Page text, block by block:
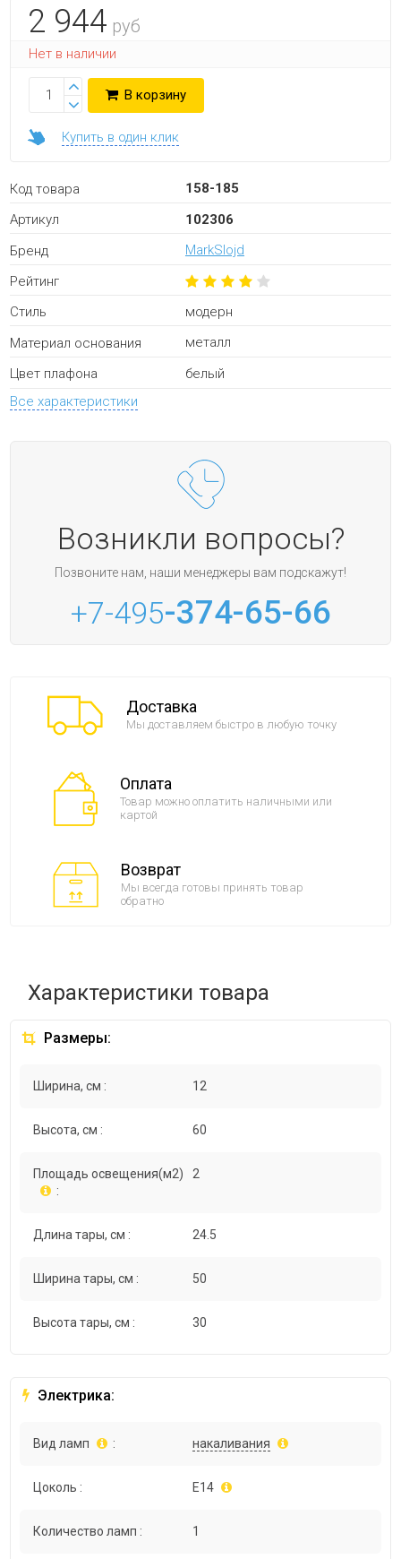
2 944 руб
Нет в наличии
В корзину
Купить в один клик
Код товара
158-185
Артикул
102306
Бренд
MarkSlojd
Рейтинг
Стиль
модерн
Материал основания
металл
Цвет плафона
белый
Все характеристики
Возникли вопросы?
Позвоните нам, наши менеджеры вам подскажут!
+7-495-374-65-66
Доставка
Мы доставляем быстро в любую точку
Оплата
Товар можно оплатить наличными или
картой
Возврат
Мы всегда готовы принять товар
обратно
Характеристики товара
Размеры:
Ширина, см : 12
Высота, см : 60
Площадь освещения(м2)
:
2
Длина тары, см : 24.5
Ширина тары, см : 50
Высота тары, см : 30
Электрика:
Вид ламп : накаливания
Цоколь : E14
Количество ламп : 1